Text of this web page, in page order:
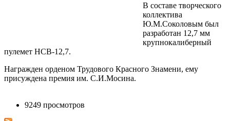
В составе творческого
коллектива
Ю.М.Соколовым был
разработан 12,7 мм
крупнокалиберный
пулемет НСВ-12,7.
Награжден орденом Трудового Красного Знамени, ему
присуждена премия им. С.И.Мосина.
9249 просмотров